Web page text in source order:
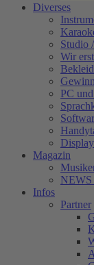
Diverses
Studio
Wir
PC
Magazin
NEWS
Infos
Partner